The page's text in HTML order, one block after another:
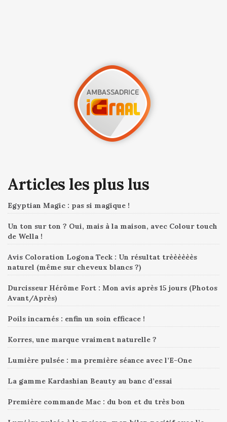
Articles les plus lus
Egyptian Magic : pas si magique !
Un ton sur ton ? Oui, mais à la maison, avec Colour touch
de Wella !
Avis Coloration Logona Teck : Un résultat trèèèèèès
naturel (même sur cheveux blancs ?)
Durcisseur Hérôme Fort : Mon avis après 15 jours (Photos
Avant/Après)
Poils incarnés : enfin un soin efficace !
Korres, une marque vraiment naturelle ?
Lumière pulsée : ma première séance avec l’E-One
La gamme Kardashian Beauty au banc d’essai
Première commande Mac : du bon et du très bon